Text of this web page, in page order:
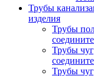
Трубы
изделия
Трубы
Трубы
Трубы